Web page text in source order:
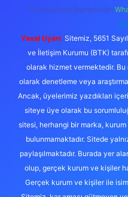
forumhizmeti@gmail.com
Yasal Uyarı: Sitemiz, 5651
ve İletişim Kurumu (BTK)
olarak hizmet vermektedir.
olarak denetleme veya
Ancak, üyelerimiz yazdıkları
siteye üye olarak bu
sitesi, herhangi bir marka, kurum
bulunmamaktadır. Sitede
paylaşılmaktadır. Burada yer
olup, gerçek kurum ve kişiler
Gerçek kurum ve kişiler ile